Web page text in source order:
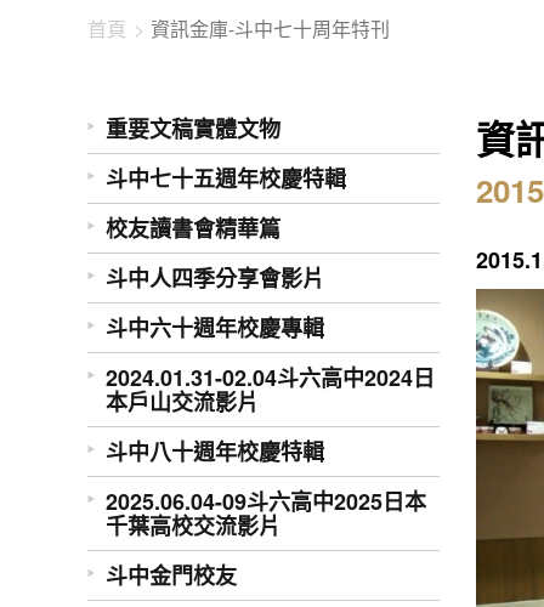
首頁 資訊金庫-斗中七十周年特刊
重要文稿實體文物
斗中七十五週年校慶特輯
校友讀書會精華篇
斗中人四季分享會影片
斗中六十週年校慶專輯
2024.01.31-02.04斗六高中2024日
本戶山交流影片
斗中八十週年校慶特輯
2025.06.04-09斗六高中2025日本
千葉高校交流影片
斗中金門校友
資